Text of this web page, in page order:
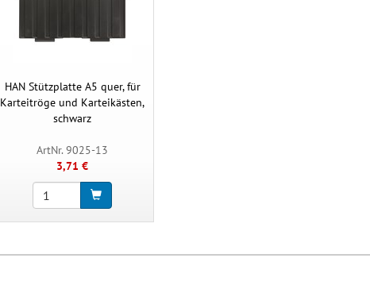
HAN Stützplatte A5 quer, für
Karteitröge und Karteikästen,
schwarz
ArtNr. 9025-13
3,71 €